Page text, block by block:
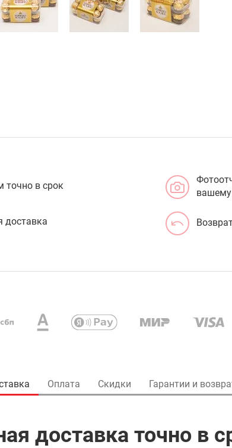
точно в срок
доставка
вашему
Оплата Скидки Гарантии и
доставка точно в